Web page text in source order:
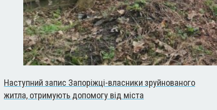
Наступний запис Запоріжці-власники зруйнованого
житла, отримують допомогу від міста